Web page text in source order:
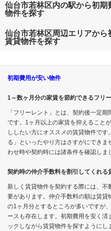
仙台市若林区内の駅から初期
物件を探す
仙台市若林区周辺エリアから
賃貸物件を探す
初期費用が安い物件
1～数ヶ月分の家賃を節約できるフリ
「フリーレント」とは、契約後一定
です。1ヶ月以上の家賃を抑えること
ししたい方にオススメの賃貸物件で
る」といったやり方はさすがにでき
わせ時や契約時には諸条件を確認しま
契約時の仲介手数料を割引してくれる
新しく賃貸物件を契約する際には、
要があります。仲介手数料の額は賃
の1ヶ月分とするところが多いですが
ースも存在します。初期費用を安く
ックしながら賃貸物件を探すようにし